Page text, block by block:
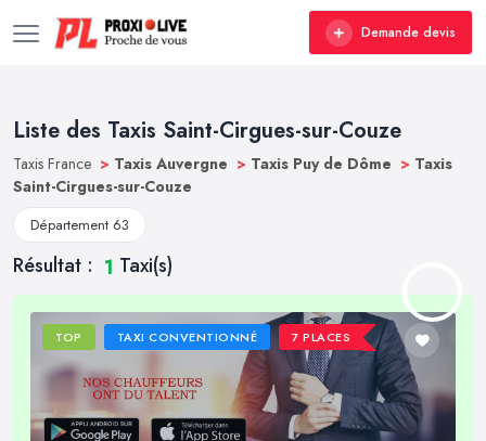
Demande devis
Liste des Taxis Saint-Cirgues-sur-Couze
Taxis France > Taxis Auvergne > Taxis Puy de Dôme > Taxis
Saint-Cirgues-sur-Couze
Département 63
Résultat : 1 Taxi(s)
TOP TAXI CONVENTIONNÉ 7 PLACES